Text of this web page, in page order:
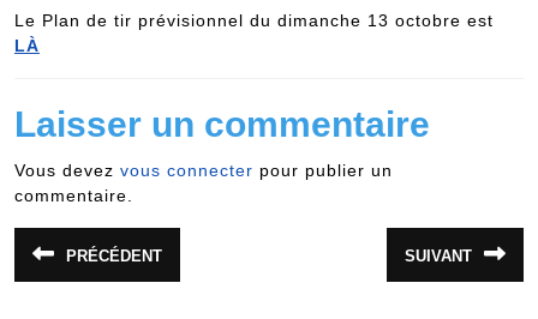
Le Plan de tir prévisionnel du dimanche 13 octobre est
LÀ
Laisser un commentaire
Vous devez vous connecter pour publier un
commentaire.
Navigation
de
PRÉCÉDENT
précédent
SUIVANT
suivant